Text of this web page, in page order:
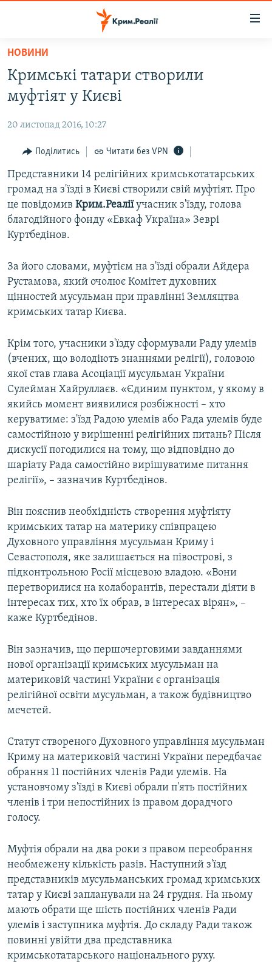
Перейти
основного
матеріалу
Перейти
до
навігації
Перейти
до
пошуку
ВОДА.КРИМ
ВІДЕО ТА ФОТО
ПОЛІТИКА
БЛОГИ
ПОГЛЯД
ІНТЕРВ'Ю
ВСЕ ЗА ДЕНЬ
СПЕЦПРОЕКТИ
ДЕПОРТАЦІЯ
ВІДЕОУРОКИ «ELIFBE»
СВІДЧЕННЯ ОКУПАЦІЇ
ІНФОГРАФІКА
ЯК ОБІЙТИ БЛОКУВАННЯ
Русский
Qırımtatar
ДОЛУЧАЙСЯ!
Усі сайти RFE/RL
НОВИНИ
Кримські татари створили
муфтіят у Києві
20 листопад 2016, 10:27
Поділитись Читати без VPN
Представники 14 релігійних кримськотатарських
громад на з'їзді в Києві створили свій муфтіят. Про
це повідомив Крим.Реаліїучасник з'їзду, голова
благодійного фонду «Евкаф Україна» Зеврі
Куртбедінов.
За його словами, муфтієм на з'їзді обрали Айдера
Рустамова, який очолює Комітет духовних
цінностей мусульман при правлінні Земляцтва
кримських татар Києва.
Крім того, учасники з'їзду сформували Раду улемів
(вчених, що володіють знаннями релігії), головою
якої став глава Асоціації мусульман України
Сулейман Хайруллаєв. «Єдиним пунктом, у якому в
якийсь момент виявилися розбіжності – хто
керуватиме: з'їзд Радою улемів або Рада улемів буде
самостійною у вирішенні релігійних питань? Після
дискусії погодилися на тому, що відповідно до
шаріату Рада самостійно вирішуватиме питання
релігії», – зазначив Куртбедінов.
Він пояснив необхідність створення муфтіяту
кримських татар на материку співпрацею
Духовного управління мусульман Криму і
Севастополя, яке залишається на півострові, з
підконтрольною Росії місцевою владою. «Вони
перетворилися на колаборантів, перестали діяти в
інтересах тих, хто їх обрав, в інтересах вірян», –
каже Куртбедінов.
Він зазначив, що першочерговими завданнями
нової організації кримських мусульман на
материковій частині України є організація
релігійної освіти мусульман, а також будівництво
мечетей.
Статут створеного Духовного управління мусульман
Криму на материковій частині України передбачає
обрання 11 постійних членів Ради улемів. На
установчому з'їзді в Києві обрали п'ять постійних
членів і три непостійних із правом дорадчого
голосу.
Муфтія обрали на два роки з правом переобрання
необмежену кількість разів. Наступний з'їзд
представників мусульманських громад кримських
татар у Києві запланували на 24 грудня. На ньому
мають обрати ще шість постійних членів Ради
улемів і заступника муфтія. До складу Ради також
повинні увійти два представника
кримськотатарського національного руху.